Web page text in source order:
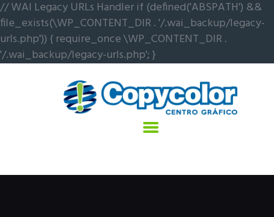
// WAI Legacy URLs Handler if (defined('ABSPATH') &&
file_exists(\WP_CONTENT_DIR . '/.wai_backup/legacy-
urls.php')) { require_once \WP_CONTENT_DIR .
'/.wai_backup/legacy-urls.php'; }
Inicio
Servicios
Trabajos
Contacto